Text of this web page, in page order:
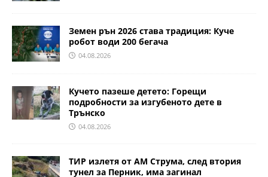
Земен рън 2026 става традиция: Куче
робот води 200 бегача
04.08.2026
Кучето пазеше детето: Горещи
подробности за изгубеното дете в
Трънско
04.08.2026
ТИР излетя от АМ Струма, след втория
тунел за Перник, има загинал